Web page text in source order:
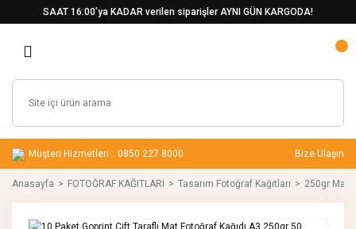
SAAT 16:00’ya KADAR verilen siparişler AYNI GÜN KARGODA!
Müşteri Hizmetleri : 0850 227 8000 Bize Ulaşın
Anasayfa FOTOĞRAF KAĞITLARI Tasarım Fotoğraf Kağıtları 250gr Mat